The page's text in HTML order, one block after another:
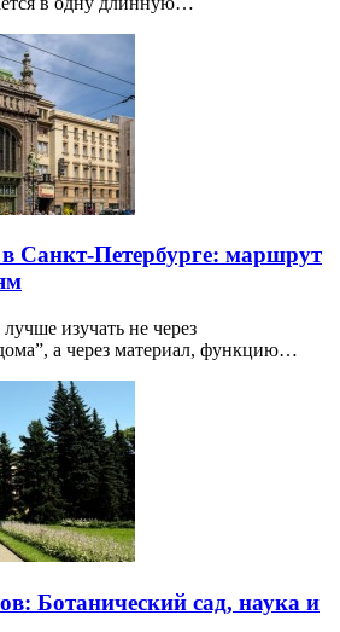
Санкт-Петербурге: маршрут
изучать не через
а через материал, функцию…
Ботанический сад, наука и